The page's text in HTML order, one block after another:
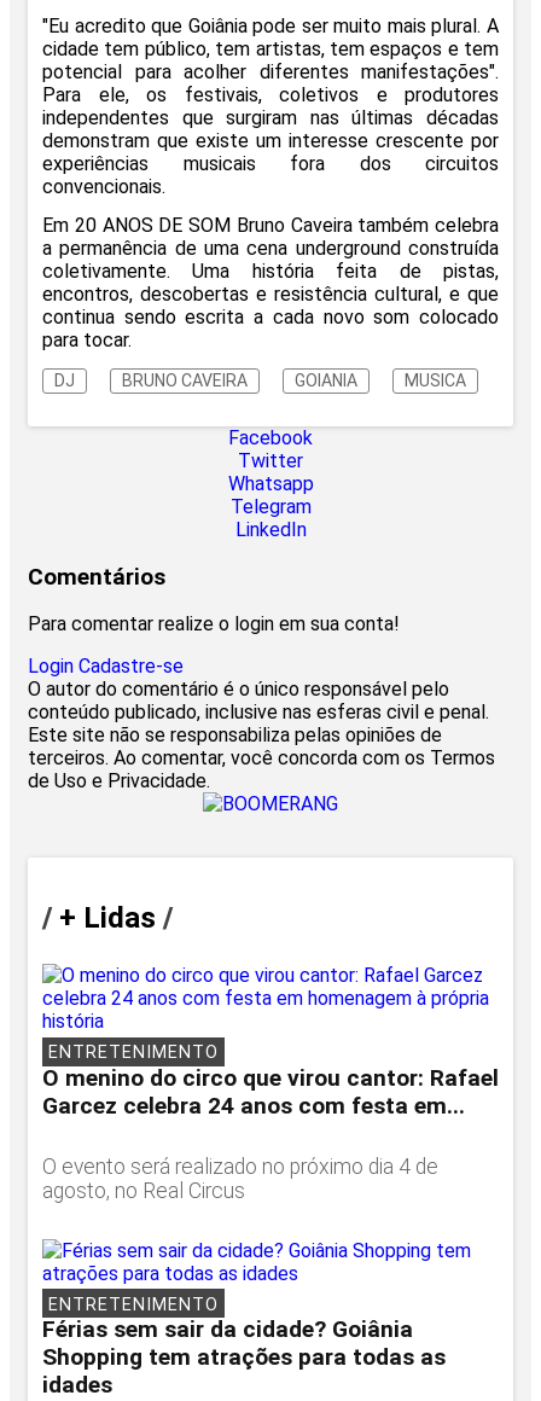
"Eu acredito que Goiânia pode ser muito mais plural. A
cidade tem público, tem artistas, tem espaços e tem
potencial para acolher diferentes manifestações".
Para ele, os festivais, coletivos e produtores
independentes que surgiram nas últimas décadas
demonstram que existe um interesse crescente por
experiências musicais fora dos circuitos
convencionais.
Em 20 ANOS DE SOM Bruno Caveira também celebra
a permanência de uma cena underground construída
coletivamente. Uma história feita de pistas,
encontros, descobertas e resistência cultural, e que
continua sendo escrita a cada novo som colocado
para tocar.
DJ BRUNO CAVEIRA GOIANIA MUSICA
Facebook
Twitter
Whatsapp
Telegram
LinkedIn
Comentários
Para comentar realize o login em sua conta!
Login Cadastre-se
O autor do comentário é o único responsável pelo
conteúdo publicado, inclusive nas esferas civil e penal.
Este site não se responsabiliza pelas opiniões de
terceiros. Ao comentar, você concorda com os Termos
de Uso e Privacidade.
/+ Lidas /
ENTRETENIMENTO
O menino do circo que virou cantor: Rafael
Garcez celebra 24 anos com festa em...
O evento será realizado no próximo dia 4 de
agosto, no Real Circus
ENTRETENIMENTO
Férias sem sair da cidade? Goiânia
Shopping tem atrações para todas as
idades